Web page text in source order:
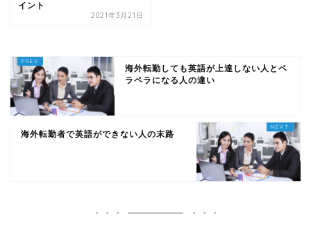
イント
2021年3月21日
海外転勤しても英語が上達しない人とペ
ラペラになる人の違い
海外転勤者で英語ができない人の末路